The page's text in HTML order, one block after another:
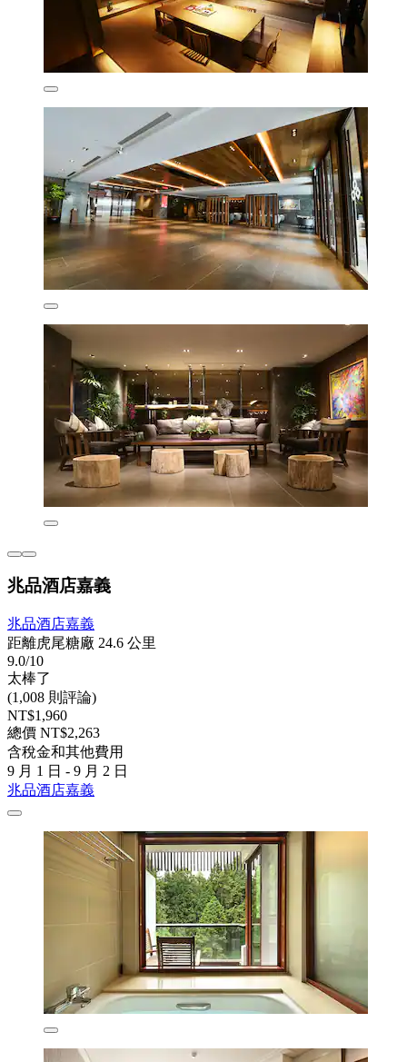
兆品酒店嘉義
兆品酒店嘉義
距離虎尾糖廠 24.6 公里
9.0/10
太棒了
(1,008 則評論)
NT$1,960
總價 NT$2,263
含稅金和其他費用
9 月 1 日 - 9 月 2 日
兆品酒店嘉義